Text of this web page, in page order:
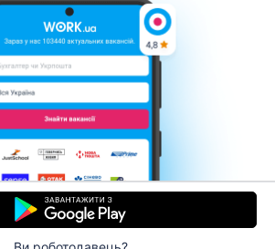
Про нас
Кар’єра
Допомога Умови використання